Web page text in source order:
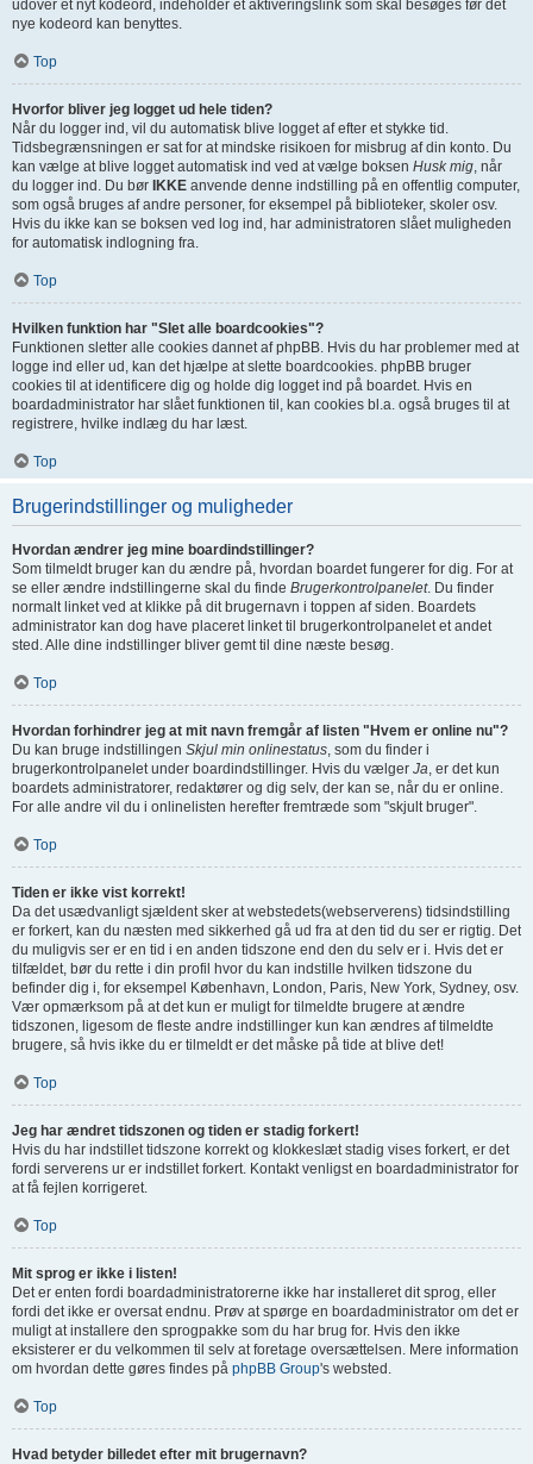
udover et nyt kodeord, indeholder et aktiveringslink som skal besøges før det
nye kodeord kan benyttes.
Top
Hvorfor bliver jeg logget ud hele tiden?
Når du logger ind, vil du automatisk blive logget af efter et stykke tid.
Tidsbegrænsningen er sat for at mindske risikoen for misbrug af din konto. Du
kan vælge at blive logget automatisk ind ved at vælge boksen Husk mig, når
du logger ind. Du bør IKKE anvende denne indstilling på en offentlig computer,
som også bruges af andre personer, for eksempel på biblioteker, skoler osv.
Hvis du ikke kan se boksen ved log ind, har administratoren slået muligheden
for automatisk indlogning fra.
Top
Hvilken funktion har "Slet alle boardcookies"?
Funktionen sletter alle cookies dannet af phpBB. Hvis du har problemer med at
logge ind eller ud, kan det hjælpe at slette boardcookies. phpBB bruger
cookies til at identificere dig og holde dig logget ind på boardet. Hvis en
boardadministrator har slået funktionen til, kan cookies bl.a. også bruges til at
registrere, hvilke indlæg du har læst.
Top
Brugerindstillinger og muligheder
Hvordan ændrer jeg mine boardindstillinger?
Som tilmeldt bruger kan du ændre på, hvordan boardet fungerer for dig. For at
se eller ændre indstillingerne skal du finde Brugerkontrolpanelet. Du finder
normalt linket ved at klikke på dit brugernavn i toppen af siden. Boardets
administrator kan dog have placeret linket til brugerkontrolpanelet et andet
sted. Alle dine indstillinger bliver gemt til dine næste besøg.
Top
Hvordan forhindrer jeg at mit navn fremgår af listen "Hvem er online nu"?
Du kan bruge indstillingen Skjul min onlinestatus, som du finder i
brugerkontrolpanelet under boardindstillinger. Hvis du vælger Ja, er det kun
boardets administratorer, redaktører og dig selv, der kan se, når du er online.
For alle andre vil du i onlinelisten herefter fremtræde som "skjult bruger".
Top
Tiden er ikke vist korrekt!
Da det usædvanligt sjældent sker at webstedets(webserverens) tidsindstilling
er forkert, kan du næsten med sikkerhed gå ud fra at den tid du ser er rigtig. Det
du muligvis ser er en tid i en anden tidszone end den du selv er i. Hvis det er
tilfældet, bør du rette i din profil hvor du kan indstille hvilken tidszone du
befinder dig i, for eksempel København, London, Paris, New York, Sydney, osv.
Vær opmærksom på at det kun er muligt for tilmeldte brugere at ændre
tidszonen, ligesom de fleste andre indstillinger kun kan ændres af tilmeldte
brugere, så hvis ikke du er tilmeldt er det måske på tide at blive det!
Top
Jeg har ændret tidszonen og tiden er stadig forkert!
Hvis du har indstillet tidszone korrekt og klokkeslæt stadig vises forkert, er det
fordi serverens ur er indstillet forkert. Kontakt venligst en boardadministrator for
at få fejlen korrigeret.
Top
Mit sprog er ikke i listen!
Det er enten fordi boardadministratorerne ikke har installeret dit sprog, eller
fordi det ikke er oversat endnu. Prøv at spørge en boardadministrator om det er
muligt at installere den sprogpakke som du har brug for. Hvis den ikke
eksisterer er du velkommen til selv at foretage oversættelsen. Mere information
om hvordan dette gøres findes på phpBB Group's websted.
Top
Hvad betyder billedet efter mit brugernavn?